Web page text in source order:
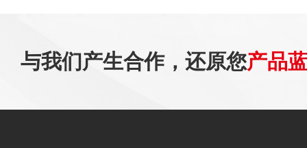
与我们产生合作，还原您产品